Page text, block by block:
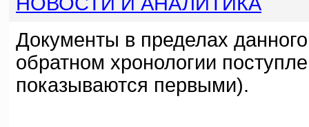
Документы в пределах
обратном хронологии
показываются первыми).